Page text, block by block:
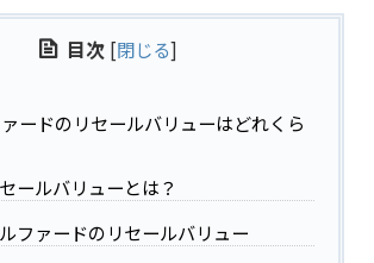
目次 [閉じる]
ードのリセールバリューはどれくら
ールバリューとは？
ファードのリセールバリュー